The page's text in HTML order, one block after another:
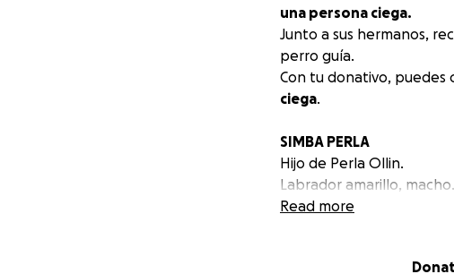
una persona ciega.
Junto a sus hermanos,
perro guía.
Con tu donativo, puedes
ciega.
SIMBA PERLA
Hijo de Perla Ollin.
Labrador amarillo, macho.
Fecha de nacimiento: 22
Read more